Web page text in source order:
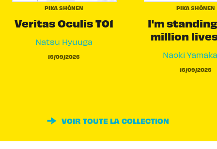
PIKA SHÔNEN
Veritas Oculis T01
Natsu Hyuuga
16/09/2026
PIKA SHÔNEN
I'm
million
Naoki
16/09/2026
VOIR TOUTE LA COLLECTION